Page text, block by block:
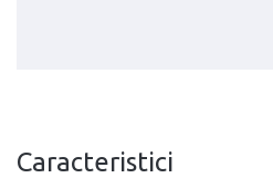
Caracteristici